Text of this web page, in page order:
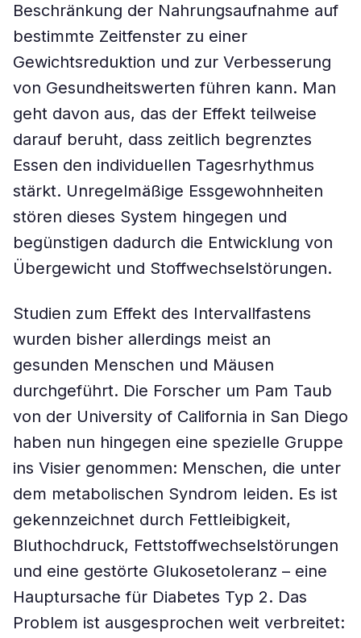
Beschränkung der Nahrungsaufnahme auf
bestimmte Zeitfenster zu einer
Gewichtsreduktion und zur Verbesserung
von Gesundheitswerten führen kann. Man
geht davon aus, das der Effekt teilweise
darauf beruht, dass zeitlich begrenztes
Essen den individuellen Tagesrhythmus
stärkt. Unregelmäßige Essgewohnheiten
stören dieses System hingegen und
begünstigen dadurch die Entwicklung von
Übergewicht und Stoffwechselstörungen.
Studien zum Effekt des Intervallfastens
wurden bisher allerdings meist an
gesunden Menschen und Mäusen
durchgeführt. Die Forscher um Pam Taub
von der University of California in San Diego
haben nun hingegen eine spezielle Gruppe
ins Visier genommen: Menschen, die unter
dem metabolischen Syndrom leiden. Es ist
gekennzeichnet durch Fettleibigkeit,
Bluthochdruck, Fettstoffwechselstörungen
und eine gestörte Glukosetoleranz – eine
Hauptursache für Diabetes Typ 2. Das
Problem ist ausgesprochen weit verbreitet: